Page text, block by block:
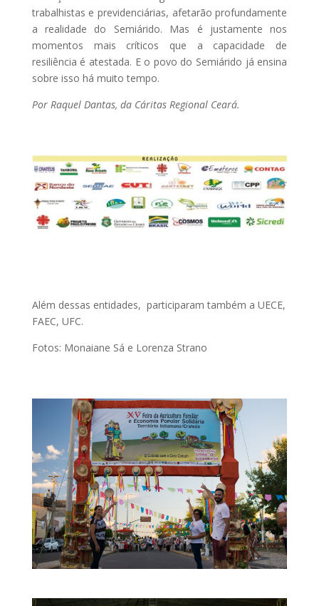
trabalhistas e previdenciárias, afetarão profundamente
a realidade do Semiárido. Mas é justamente nos
momentos mais críticos que a capacidade de
resiliência é atestada. E o povo do Semiárido já ensina
sobre isso há muito tempo.
Por Raquel Dantas, da Cáritas Regional Ceará.
Além dessas entidades, participaram também a UECE,
FAEC, UFC.
Fotos: Monaiane Sá e Lorenza Strano